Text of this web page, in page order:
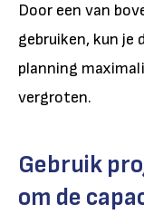
Door een van
gebruiken, kun je
planning
vergroten.
Gebruik
om de